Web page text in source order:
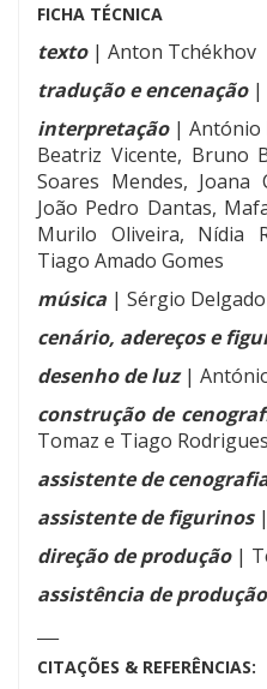
FICHA TÉCNICA
texto | Anton Tchékhov
tradução e encenação|
interpretação| António
Beatriz Vicente, Bruno
Soares Mendes, Joana
João Pedro Dantas,
Murilo Oliveira, Nídia
Tiago Amado Gomes
música | Sérgio Delgado
cenário, adereços e
desenho de luz|
construção de
Tomaz e Tiago Rodrigues
assistente de
assistente de figurinos|
direção de produção|
assistência de produção
CITAÇÕES & REFERÊNCIAS: